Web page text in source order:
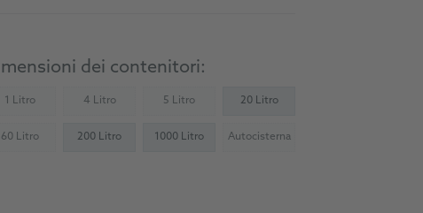
dei contenitori:
1 Litro(Not available)4 Litro
(Not available)5 Litro(Not available)20 Litro
60 Litro
(Not available)200 Litro 1000 Litro Autocisterna(Not available)